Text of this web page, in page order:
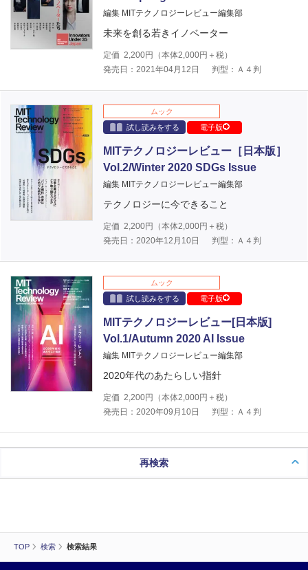
TOP 検索 検索結果
編集 MITテクノロジーレビュー編集部
未来を創る若きイノベーター
定価 2,200円（本体2,000円＋税）
発売日：2021年04月12日
判型：Ａ４判
ムック
試し読みをする
電子版
MITテクノロジーレビュー［日本版］
Vol.2/Winter 2020 SDGs Issue
編集 MITテクノロジーレビュー編集部
テクノロジーに今できること
定価 2,200円（本体2,000円＋税）
発売日：2020年12月10日
判型：Ａ４判
ムック
試し読みをする
電子版
MITテクノロジーレビュー[日本版]
Vol.1/Autumn 2020 AI Issue
編集 MITテクノロジーレビュー編集部
2020年代のあたらしい指針
定価 2,200円（本体2,000円＋税）
発売日：2020年09月10日
判型：Ａ４判
再検索